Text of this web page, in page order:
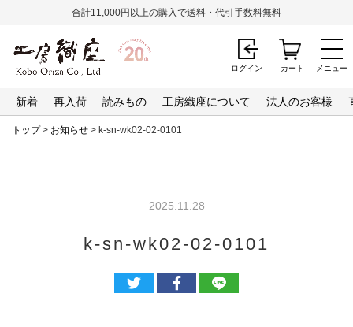
メニュー
合計11,000円以上の購入で送料・代引手数料無料
新着 再入荷 読みもの 工房織座について 法人のお客様
ログイン カート
トップ> お知らせ > k-sn-wk02-02-0101
2025.11.28
k-sn-wk02-02-0101